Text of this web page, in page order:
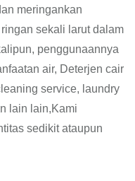
meringankan
sekali larut dalam
penggunaannya
air, Deterjen cair
service, laundry
lain lain,Kami
sedikit ataupun